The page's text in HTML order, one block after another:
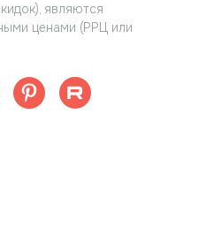
являются
ценами (РРЦ или